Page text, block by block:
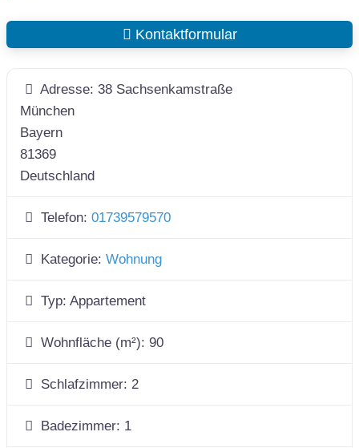
Kontaktformular
Adresse:38 Sachsenkamstraße
München
Bayern
81369
Deutschland
Telefon:01739579570
Kategorie:Wohnung
Typ:Appartement
Wohnfläche (m²):90
Schlafzimmer:2
Badezimmer: 1